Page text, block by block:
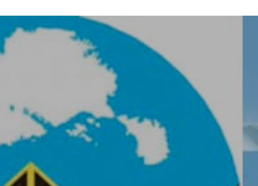
L’urgence d’un sursaut collectif 3 AOÛT 2026
Kournari : le Psf mise sur le reboisement pour honorer son ancien
Tchad : la Hama suspend l’examen des demandes de création des
Boko Haram et la nouvelle donne sécuritaire en Afrique de l’Ouest
« Notre arrestation n’a servi à apporter ni un dividende ni une